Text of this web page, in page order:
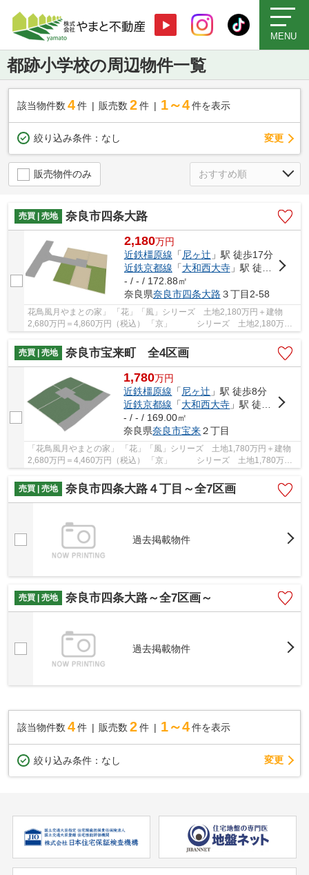
MENU
都跡小学校の周辺物件一覧
該当物件数 4件 販売数 2 件 1～4 件を表示
絞り込み条件： なし 変更
販売物件のみ
売買 | 売地 奈良市四条大路
2,180万円
近鉄橿原線 「 尼ヶ辻 」駅 徒歩17分
近鉄京都線 「大和西大寺」駅 徒歩29分
- / - / 172.88㎡
奈良県奈良市四条大路 ３丁目2-58
花鳥風月やまとの家」 「花」「風」シリーズ 土地2,180万円＋建物
2,680万円＝4,860万円（税込） 「京」 シリーズ 土地2,180万円
＋建物2,480万円＝4,660万円（税込） やまと不...
売買 | 売地
奈良市宝来町 全4区画
1,780万円
近鉄橿原線 「尼ヶ辻 」駅 徒歩8分
近鉄京都線 「大和西大寺 」駅 徒歩20分
- / - / 169.00㎡
奈良県奈良市宝来２丁目
「花鳥風月やまとの家」 「花」「風」シリーズ 土地1,780万円＋建物
2,680万円＝4,460万円（税込） 「京」 シリーズ 土地1,780万円
＋建物2,480万円＝4,260万円（税込） やまと不...
売買 | 売地
奈良市四条大路４丁目～全7区画
過去掲載物件
売買 | 売地 奈良市四条大路～全7区画～
過去掲載物件
該当物件数 4件 販売数 2 件 1～4 件を表示
絞り込み条件： なし 変更